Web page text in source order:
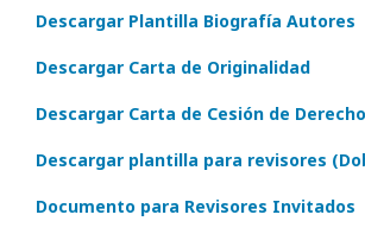
Descargar Plantilla Biografía Autores
Descargar Carta de Originalidad
Descargar Carta de Cesión de
Descargar plantilla para revisores
Documento para Revisores Invitados